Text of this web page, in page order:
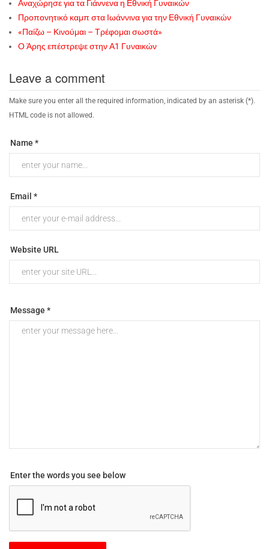
Αναχώρησε για τα Γιάννενα η Εθνική Γυναικών
Προπονητικό καμπ στα Ιωάννινα για την Εθνική Γυναικών
«Παίζω – Κινούμαι – Τρέφομαι σωστά»
Ο Άρης επέστρεψε στην Α1 Γυναικών
Leave a comment
Make sure you enter all the required information, indicated by an asterisk (*).
HTML code is not allowed.
Name *
Email *
Website URL
Message *
Enter the words you see below